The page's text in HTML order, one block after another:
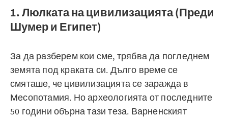
1. Люлката на цивилизацията (Преди
Шумер и Египет)
За да разберем кои сме, трябва да погледнем
земята под краката си. Дълго време се
смяташе, че цивилизацията се заражда в
Месопотамия. Но археологията от последните
50 години обърна тази теза. Варненският